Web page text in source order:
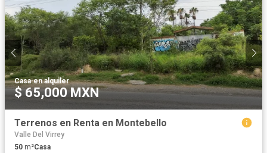
Casa·en alquiler
$ 65,000 MXN
Terrenos en Renta en Montebello
Valle Del Virrey
50 m²Casa